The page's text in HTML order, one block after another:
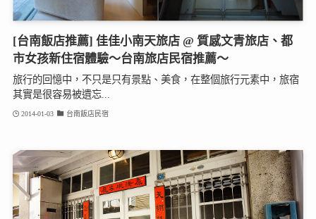
[台南飯店推薦] 佳佳小南天旅店 @ 質感文青旅店、都
市女孩新住宿體驗～台南旅店民宿推薦～
旅行的回憶中，不只是只有景點、美食，在整個旅行元素中，旅宿
其實是很容易被遺忘...
2014-01-03 台南飯店民宿